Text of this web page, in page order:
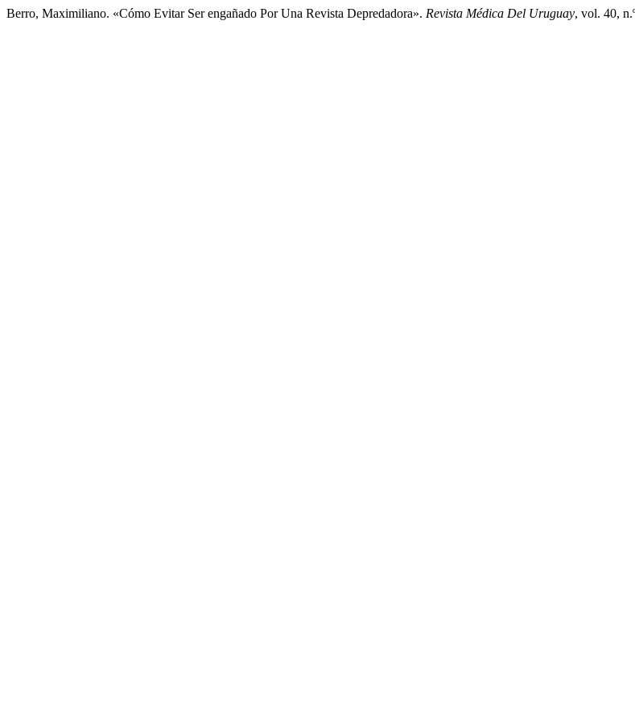
Berro, Maximiliano. «Cómo Evitar Ser engañado Por Una Revista Depredadora». Revista Médica Del Uruguay, vol. 40,